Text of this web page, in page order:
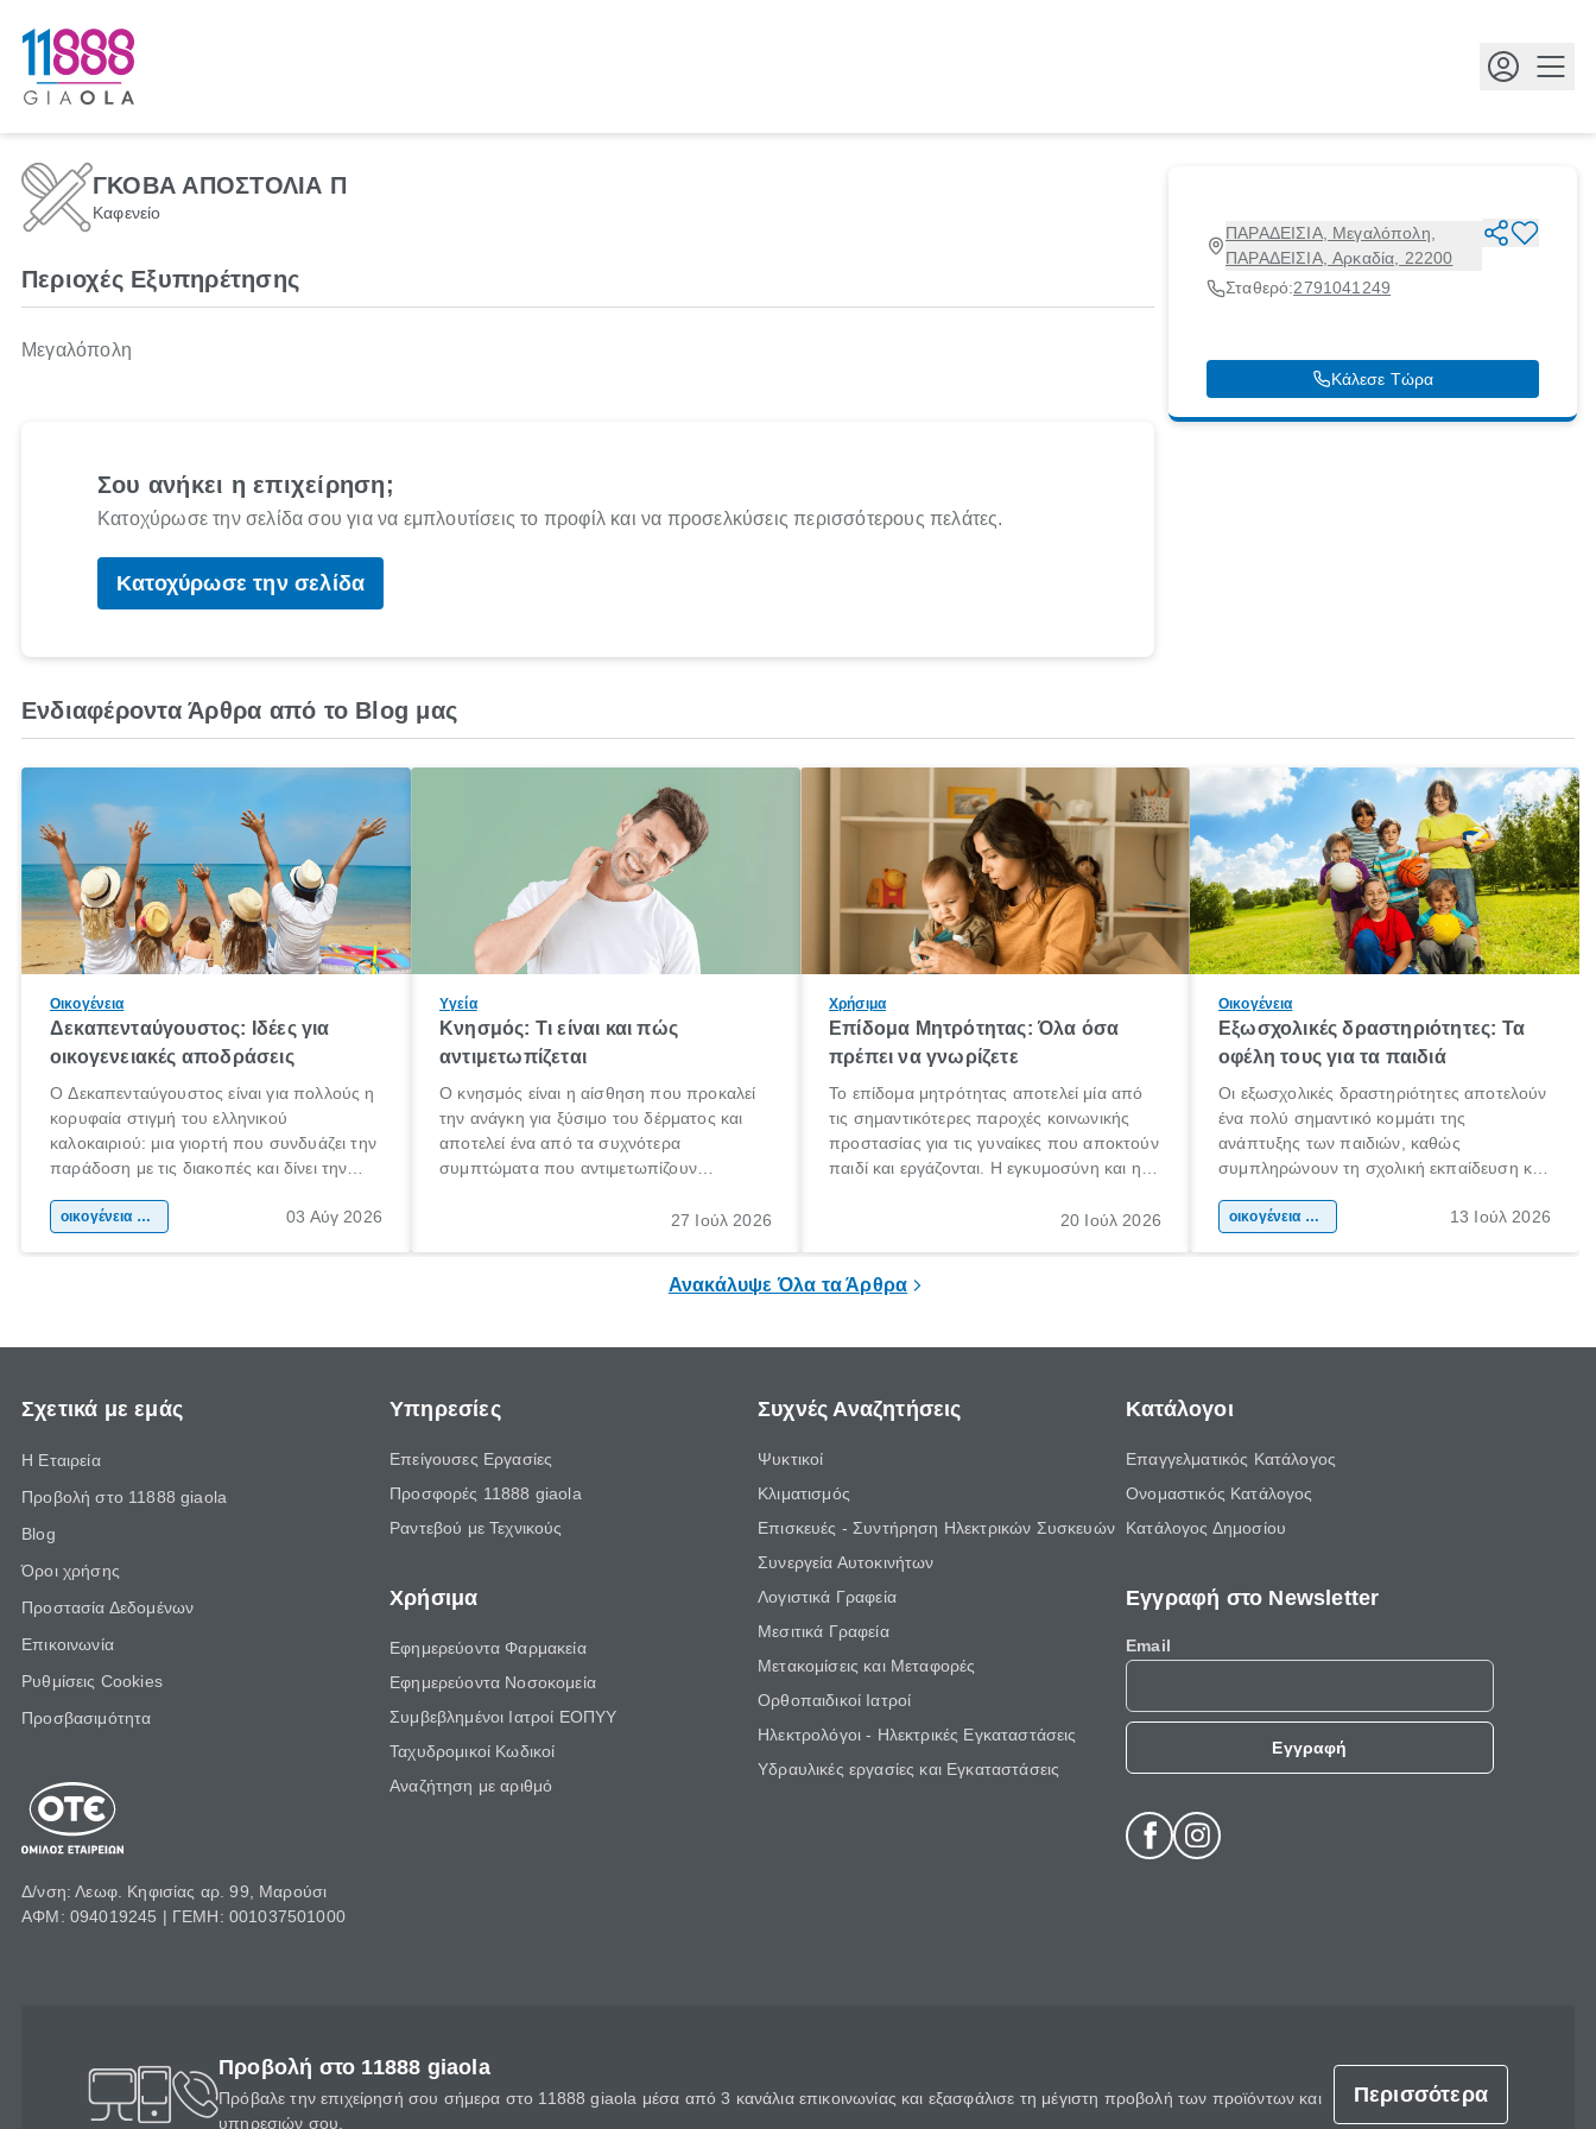
ΓΚΟΒΑ ΑΠΟΣΤΟΛΙΑ Π
Καφενείο
ΠΑΡΑΔΕΙΣΙΑ, Μεγαλόπολη,
ΠΑΡΑΔΕΙΣΙΑ, Αρκαδία, 22200
Σταθερό:2791041249
Κάλεσε Τώρα
Περιοχές Εξυπηρέτησης
Μεγαλόπολη
Σου ανήκει η επιχείρηση;
Κατοχύρωσε την σελίδα σου για να εμπλουτίσεις το προφίλ και να προσελκύσεις περισσότερους πελάτες.
Κατοχύρωσε την σελίδα
Ενδιαφέροντα Άρθρα από το Blog μας
Οικογένεια
Δεκαπενταύγουστος: Ιδέες για
οικογενειακές αποδράσεις
Ο Δεκαπενταύγουστος είναι για πολλούς η
κορυφαία στιγμή του ελληνικού
καλοκαιριού: μια γιορτή που συνδυάζει την
παράδοση με τις διακοπές και δίνει την
χώρας. Είτε πρόκειται για λίγες μέρες
οικογένεια & παιδί 03 Αύγ 2026
Υγεία
Κνησμός: Τι είναι και πώς
αντιμετωπίζεται
Ο κνησμός είναι η αίσθηση που προκαλεί
την ανάγκη για ξύσιμο του δέρματος και
αποτελεί ένα από τα συχνότερα
συμπτώματα που αντιμετωπίζουν
πληροφορίες για το «κνησμός τι είναι»,
27 Ιούλ 2026
Χρήσιμα
Επίδομα Μητρότητας: Όλα όσα
πρέπει να γνωρίζετε
Το επίδομα μητρότητας αποτελεί μία από
τις σημαντικότερες παροχές κοινωνικής
προστασίας για τις γυναίκες που αποκτούν
παιδί και εργάζονται. Η εγκυμοσύνη και η
σημαντική περίοδος στη ζωή κάθε20 Ιούλ 2026
Οικογένεια
Εξωσχολικές δραστηριότητες: Τα
οφέλη τους για τα παιδιά
Οι εξωσχολικές δραστηριότητες αποτελούν
ένα πολύ σημαντικό κομμάτι της
ανάπτυξης των παιδιών, καθώς
συμπληρώνουν τη σχολική εκπαίδευση και
της προσωπικότητας, της κοινωνικότητας
οικογένεια & παιδί 13 Ιούλ 2026
Ανακάλυψε Όλα τα Άρθρα
Σχετικά με εμάς
Η Εταιρεία
Προβολή στο 11888 giaola
Blog
Όροι χρήσης
Προστασία Δεδομένων
Επικοινωνία
Ρυθμίσεις Cookies
Προσβασιμότητα
Δ/νση: Λεωφ. Κηφισίας αρ. 99, Μαρούσι
ΑΦΜ: 094019245 | ΓΕΜΗ: 001037501000
Υπηρεσίες
Επείγουσες Εργασίες
Προσφορές 11888 giaola
Ραντεβού με Τεχνικούς
Χρήσιμα
Εφημερεύοντα Φαρμακεία
Εφημερεύοντα Νοσοκομεία
Συμβεβλημένοι Ιατροί ΕΟΠΥΥ
Ταχυδρομικοί Κωδικοί
Αναζήτηση με αριθμό
Συχνές Αναζητήσεις
Ψυκτικοί
Κλιματισμός
Επισκευές - Συντήρηση Ηλεκτρικών Συσκευών
Συνεργεία Αυτοκινήτων
Λογιστικά Γραφεία
Μεσιτικά Γραφεία
Μετακομίσεις και Μεταφορές
Ορθοπαιδικοί Ιατροί
Ηλεκτρολόγοι - Ηλεκτρικές Εγκαταστάσεις
Υδραυλικές εργασίες και Εγκαταστάσεις
Κατάλογοι
Επαγγελματικός Κατάλογος
Ονομαστικός Κατάλογος
Κατάλογος Δημοσίου
Εγγραφή στο Newsletter
Email
Εγγραφή
Προβολή στο 11888 giaola
Πρόβαλε την επιχείρησή σου σήμερα στο 11888 giaola μέσα από 3 κανάλια επικοινωνίας και εξασφάλισε τη μέγιστη προβολή των προϊόντων και
υπηρεσιών σου.
Περισσότερα